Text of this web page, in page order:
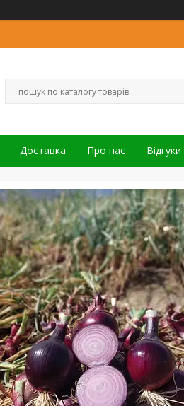
Доставка Про нас Відгуки